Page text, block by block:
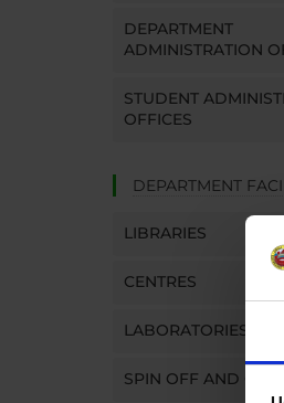
DEPARTMENT
ADMINISTRATION
STUDENT
OFFICES
DEPARTMENT
LIBRARIES
CENTRES
LABORATORIES
SPIN OFF AND